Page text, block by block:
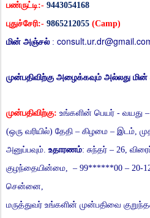
பண்ருட்டி:- 9443054168
புதுச்சேரி:- 9865212055 (Camp)
மின் அஞ்சல் :
முன்பதிவிற்கு அழைக்கவும் அல்லது மின்
முன்பதிவிற்கு: உங்களின் பெயர் - வயது –
(ஒரு வரியில்) தேதி – கிழமை – இடம்,
அனுப்பவும். உதாரணம்: சுந்தர் – 26,
குழந்தையின்மை, – 99******00 – 20-
சென்னை,
மருத்துவர் உங்களின் முன்பதிவை